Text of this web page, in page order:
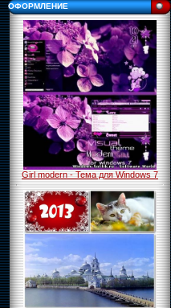
ОФОРМЛЕНИЕ
Girl modern - Тема для Windows 7